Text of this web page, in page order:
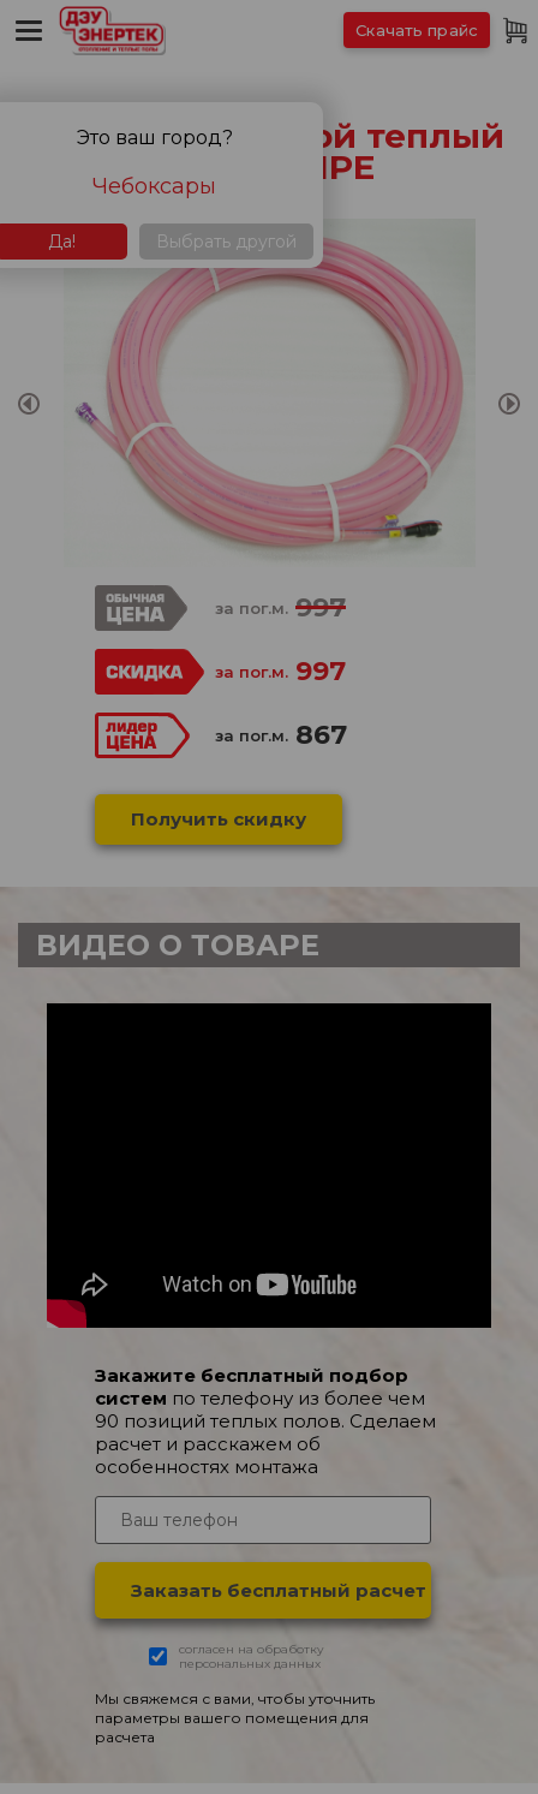
Электро-водяной теплый
пол XL PIPE
за пог.м. 997
за пог.м. 997
за пог.м. 867
Получить скидку
ВИДЕО О ТОВАРЕ
Закажите бесплатный подбор
систем по телефону из более чем
90 позиций теплых полов. Сделаем
расчет и расскажем об
особенностях монтажа
согласен на обработку
персональных данных
Мы свяжемся с вами, чтобы уточнить
параметры вашего помещения для
расчета
Скачать прайс
Это ваш город?
Чебоксары
Да! Выбрать другой